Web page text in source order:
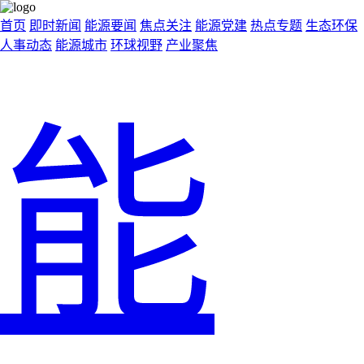
首页 即时新闻 能源要闻 焦点关注 能源党建 热点专题 生态环保
人事动态 能源城市 环球视野 产业聚焦
能